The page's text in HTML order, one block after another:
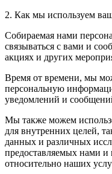
2. Как мы используем
Собираемая нами
связываться с вами и
акциях и других
Время от времени, мы
персональную
уведомлений и
Мы также можем
для внутренних целей,
данных и различных
предоставляемых нами и
относительно наших